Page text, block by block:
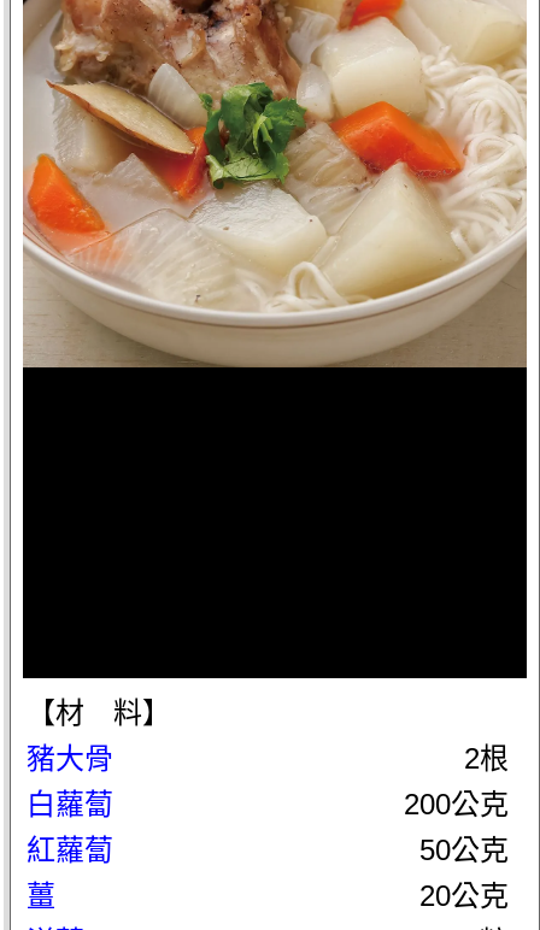
【材 料】
豬大骨
2根
白蘿蔔
200公克
紅蘿蔔
50公克
薑
20公克